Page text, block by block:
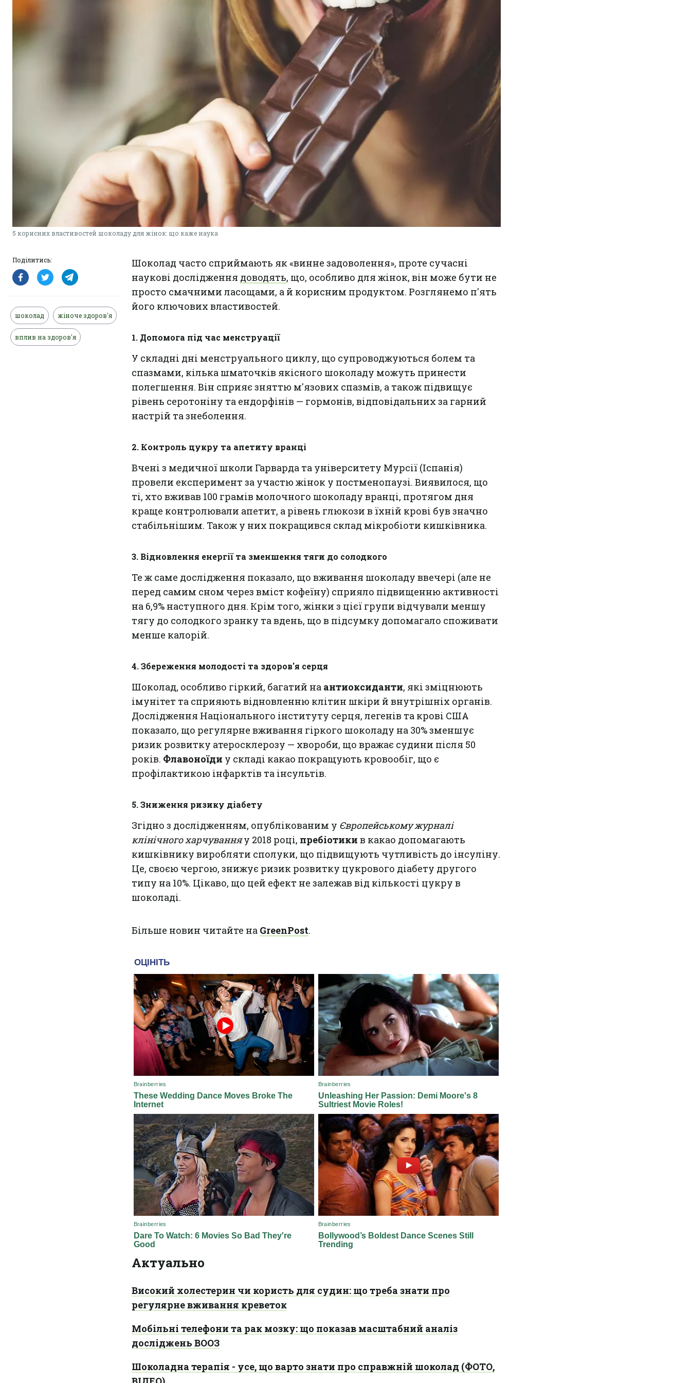
5 корисних властивостей шоколаду для жінок: що каже наука
Поділитись:
шоколад жіноче здоров'я
вплив на здоров'я
Шоколад часто сприймають як «винне задоволення», проте сучасні
наукові дослідження доводять, що, особливо для жінок, він може бути не
просто смачними ласощами, а й корисним продуктом. Розглянемо п'ять
його ключових властивостей.
1. Допомога під час менструації
У складні дні менструального циклу, що супроводжуються болем та
спазмами, кілька шматочків якісного шоколаду можуть принести
полегшення. Він сприяє зняттю м'язових спазмів, а також підвищує
рівень серотоніну та ендорфінів — гормонів, відповідальних за гарний
настрій та знеболення.
2. Контроль цукру та апетиту вранці
Вчені з медичної школи Гарварда та університету Мурсії (Іспанія)
провели експеримент за участю жінок у постменопаузі. Виявилося, що
ті, хто вживав 100 грамів молочного шоколаду вранці, протягом дня
краще контролювали апетит, а рівень глюкози в їхній крові був значно
стабільнішим. Також у них покращився склад мікробіоти кишківника.
3. Відновлення енергії та зменшення тяги до солодкого
Те ж саме дослідження показало, що вживання шоколаду ввечері (але не
перед самим сном через вміст кофеїну) сприяло підвищенню активності
на 6,9% наступного дня. Крім того, жінки з цієї групи відчували меншу
тягу до солодкого зранку та вдень, що в підсумку допомагало споживати
менше калорій.
4. Збереження молодості та здоров'я серця
Шоколад, особливо гіркий, багатий на антиоксиданти, які зміцнюють
імунітет та сприяють відновленню клітин шкіри й внутрішніх органів.
Дослідження Національного інституту серця, легенів та крові США
показало, що регулярне вживання гіркого шоколаду на 30% зменшує
ризик розвитку атеросклерозу — хвороби, що вражає судини після 50
років. Флавоноїди у складі какао покращують кровообіг, що є
профілактикою інфарктів та інсультів.
5. Зниження ризику діабету
Згідно з дослідженням, опублікованим у Європейському журналі
клінічного харчуванняу 2018 році, пребіотики в какао допомагають
кишківнику виробляти сполуки, що підвищують чутливість до інсуліну.
Це, своєю чергою, знижує ризик розвитку цукрового діабету другого
типу на 10%. Цікаво, що цей ефект не залежав від кількості цукру в
шоколаді.
Більше новин читайте на GreenPost.
Актуально
Високий холестерин чи користь для судин: що треба знати про
регулярне вживання креветок
Мобільні телефони та рак мозку: що показав масштабний аналіз
досліджень ВООЗ
Шоколадна терапія - усе, що варто знати про справжній шоколад (ФОТО,